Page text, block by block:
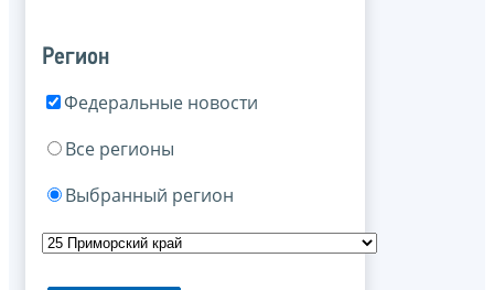
Регион
Федеральные новости
Все регионы
Выбранный регион